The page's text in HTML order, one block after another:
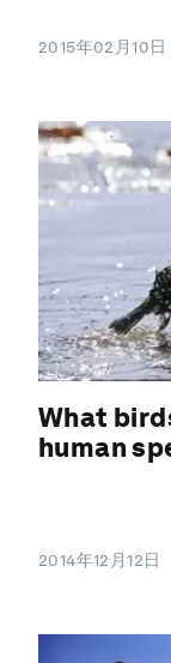
2015年02月10日
What
human
2014年12月12日